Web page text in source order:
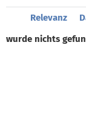
Relevanz
wurde nichts